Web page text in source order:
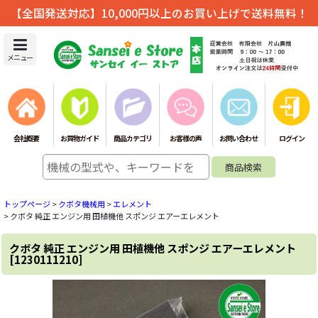
【全国発送対応】10,000円以上のお買い上げで送料無料！
メニュー
会社概要 お買物ガイド 商品カテゴリ お客様の声 お問い合わせ ログイン
トップページ>クボタ機械用 >エレメント
>クボタ 純正 エンジン用 田植機他 スポンジ エアーエレメント
クボタ 純正 エンジン用 田植機他 スポンジ エアーエレメント
[1230111210]